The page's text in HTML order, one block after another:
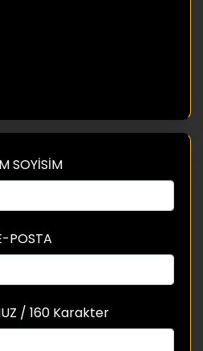
SOYİSİM
POSTA
/ 160 Karakter